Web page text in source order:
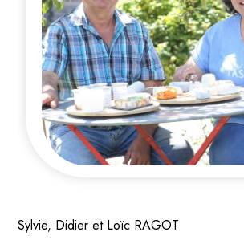
Sylvie, Didier et Loïc RAGOT